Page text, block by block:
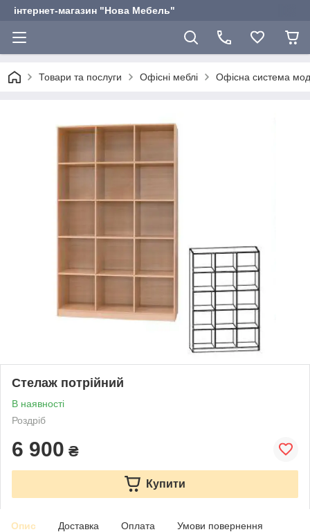
інтернет-магазин "Нова Мебель"
Товари та послуги Офісні меблі Офісна система
Стелаж потрійний
В наявності
Роздріб
6 900 ₴
Купити
Опис Доставка Оплата Умови повернення